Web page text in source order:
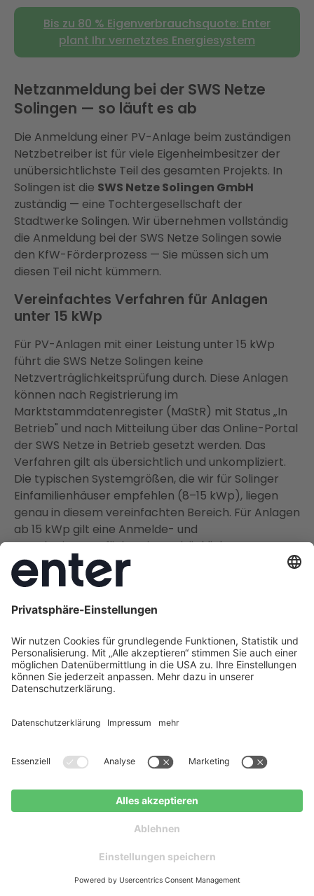
Dachpotenzial in Solingen
Kostenloser
Bis zu 80 % Eigenverbrauchsquote: Enter
plant Ihr vernetztes Energiesystem
Netzanmeldung bei der SWS Netze
Solingen — so läuft es ab
Die Anmeldung einer PV-Anlage beim zuständigen
Netzbetreiber ist für viele Eigenheimbesitzer der
unübersichtlichste Teil des gesamten Projekts. In
Solingen ist die SWS Netze Solingen GmbH
zuständig — eine Tochtergesellschaft der
Stadtwerke Solingen. Wir übernehmen vollständig
die Anmeldung bei der SWS Netze Solingen sowie
den KfW-Förderprozess — Sie müssen sich um
diesen Teil nicht kümmern.
Vereinfachtes Verfahren für Anlagen
unter 15 kWp
Für PV-Anlagen mit einer Leistung unter 15 kWp
führt die SWS Netze Solingen keine
Netzverträglichkeitsprüfung durch. Diese Anlagen
können nach Registrierung im
Marktstammdatenregister (MaStR) mit Status „In
Betrieb" und nach Mitteilung über das Online-Portal
der SWS Netze in Betrieb gesetzt werden. Das
Verfahren gilt als übersichtlich und unkompliziert.
Die typischen Systemgrößen, die wir für Solinger
Einfamilienhäuser empfehlen (8–15 kWp), liegen
genau in diesem vereinfachten Bereich. Für Anlagen
ab 15 kWp gilt eine Anmelde- und
Genehmigungspflicht mit ausdrücklicher
Zustimmung der SWS Netze.
Die 60 %-Einspeisebegrenzung — was Sie
wissen müssen
Gemäß § 9 Abs. 2 EEG müssen Neuanlagen, die nach
dem 25. Februar 2025 ohne intelligentes
Messsystem (iMSys) und Steuerbox in Betrieb
genommen werden, ihre Einspeiseleistung auf 60 %
Steuerboxen am Markt derzeit noch nicht
Begrenzung für die meisten Neuinstallationen
zunächst. Eine 10-kWp-Anlage darf also maximal 6
kW ins Netz einspeisen. Das klingt nach einer
Einschränkung — ist aber in der Praxis oft kein
Überschuss puffert. Ein Speicher macht die 60 %-
Begrenzung damit wirtschaftlich weitgehend
Eigenverbrauch erheblich.